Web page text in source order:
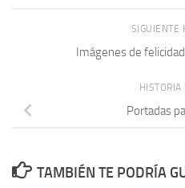
SIGUIENTE
Imágenes de
HISTORIA
Portadas
TAMBIÉN TE PODRÍA